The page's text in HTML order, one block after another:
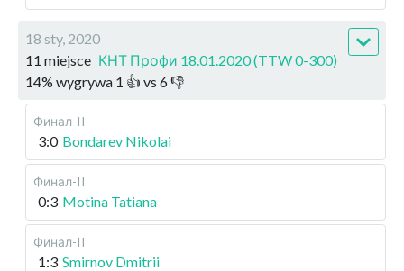
18 sty, 2020
11 miejsce КНТ Профи 18.01.2020 (TTW 0-300)
14% wygrywa 1 👍 vs 6👎
Финал-II
3:0 Bondarev Nikolai
Финал-II
0:3 Motina Tatiana
Финал-II
1:3 Smirnov Dmitrii